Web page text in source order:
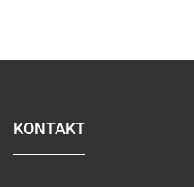
KONTAKT